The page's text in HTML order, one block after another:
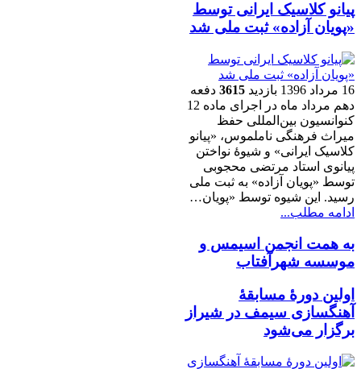
پیانو کلاسیک ایرانی توسط
«پویان آزاده» ثبت ملی شد
16 مرداد 1396 بازدید 3615 دفعه
دهم مرداد ماه در اجرای ماده 12
کنوانسیون بین‌المللی حفظ
میراث فرهنگی ناملموس، «پیانو
کلاسیک ایرانی» و شیوۀ نواختن
پیانوی استاد مرتضی محجوبی
توسط «پویان آزاده» به ثبت ملی
رسید. این شیوه توسط «پویان…
ادامه مطلب...
به همت انجمن اسیمس و
موسسه شهرآفتاب
اولین دورهٔ مسابقهٔ
آهنگسازی سیمف در شیراز
برگزار می‌شود